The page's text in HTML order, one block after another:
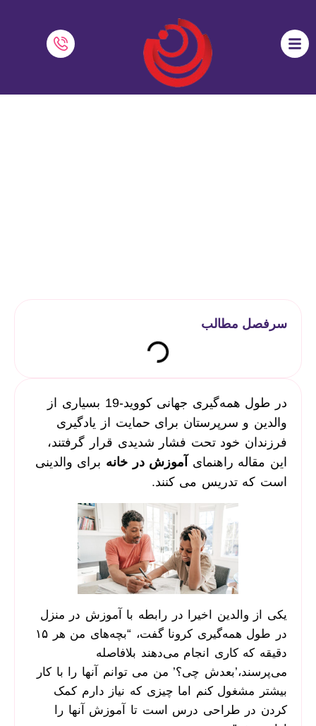
سرفصل مطالب
در طول همه‌گیری جهانی کووید-19 بسیاری از
والدین و سرپرستان برای حمایت از یادگیری
فرزندان خود تحت فشار شدیدی قرار گرفتند،
این مقاله راهنمای
آموزش در خانه برای والدینی
است که تدریس می کنند.
یکی از والدین اخیرا در رابطه با آموزش در منزل
در طول همه‌گیری کرونا گفت، “بچه‌های من هر ۱۵
دقیقه که کاری انجام می‌دهند بلافاصله
می‌پرسند،’بعدش چی؟’ من می توانم آنها را با کار
بیشتر مشغول کنم اما چیزی که نیاز دارم کمک
کردن در طراحی درس است تا آموزش آنها را